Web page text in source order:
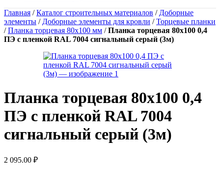
Главная /Каталог строительных материалов / Доборные
элементы / Доборные элементы для кровли /Торцевые планки
/Планка торцевая 80х100 мм /Планка торцевая 80х100 0,4
ПЭ с пленкой RAL 7004 сигнальный серый (3м)
Планка торцевая 80х100 0,4
ПЭ с пленкой RAL 7004
сигнальный серый (3м)
2 095.00 ₽